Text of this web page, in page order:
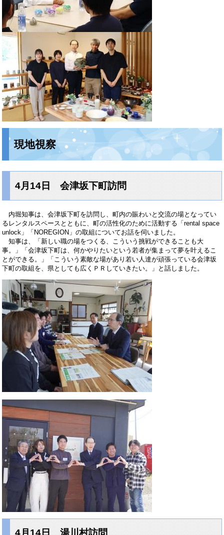
現地視察
4月14日 会津坂下町訪問
内堀知事は、会津坂下町を訪問し、町内の賑わいと交流の場となってい
るレンタルスペースとともに、町の活性化のために活動する「rental space
unlock」「NOREGION」の取組についてお話を伺いました。
知事は、「新しい職の場をつくる、こういう挑戦ができることも大
事。」「会津坂下町は、何かやりたいという若者が集まって夢を叶えるこ
とができる。」「こういう素敵な場があり若い人達が頑張っている会津坂
下町の取組を、県としても広くＰＲしていきたい。」と話しました。